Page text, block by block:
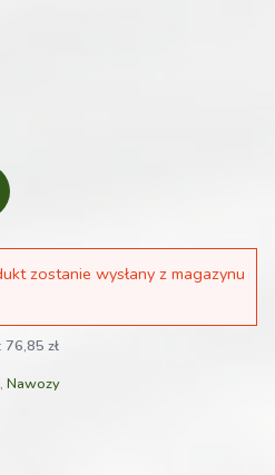
zostanie wysłany z magazynu
76,85 zł
, Nawozy